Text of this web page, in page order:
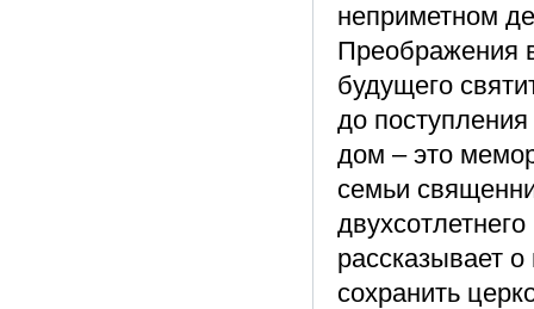
неприметном
Преображения
будущего
до
дом – это
семьи
рассказывает
сохранить